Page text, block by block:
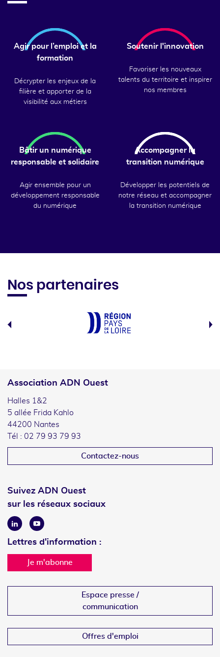
Agir pour l’emploi et la
formation
Décrypter les enjeux de la
filière et apporter de la
visibilité aux métiers
Soutenir l'innovation
Favoriser les nouveaux
talents du territoire et inspirer
nos membres
Bâtir un numérique
responsable et solidaire
Agir ensemble pour un
développement responsable
du numérique
Accompagner la
transition numérique
Développer les potentiels de
notre réseau et accompagner
la transition numérique
Nos partenaires
Association ADN Ouest
Halles 1&2
5 allée Frida Kahlo
44200 Nantes
Tél : 02 79 93 79 93
Contactez-nous
Suivez ADN Ouest
sur les réseaux sociaux
LinkedinYoutube
Lettres d'information :
Je m'abonne
Espace presse /
communication
Offres d'emploi